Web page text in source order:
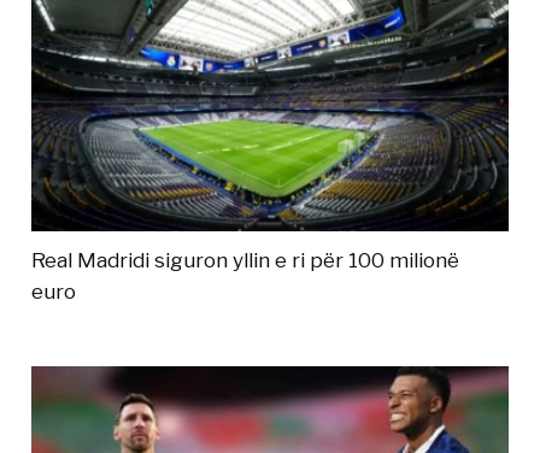
Real Madridi siguron yllin e ri për 100 milionë
euro